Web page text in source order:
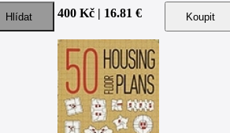
400 Kč | 16.81 €